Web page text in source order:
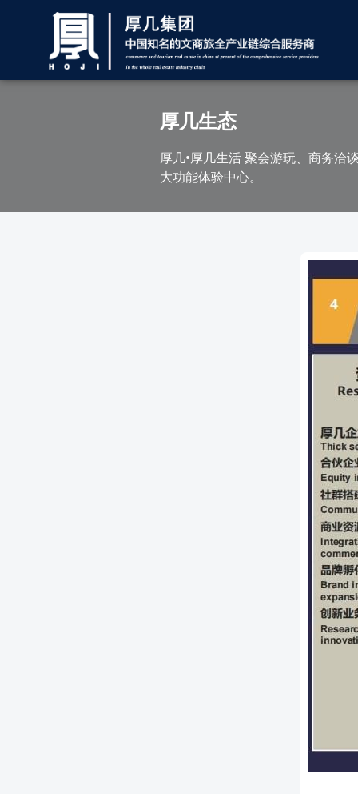
厚几生态
厚几•厚几生活 聚会游玩、商务洽
大功能体验中心。